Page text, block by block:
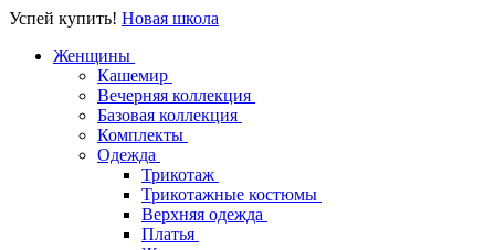
Успей купить! Новая школа
Женщины
Кашемир
Вечерняя коллекция
Базовая коллекция
Комплекты
Одежда
Трикотаж
Трикотажные костюмы
Верхняя одежда
Платья